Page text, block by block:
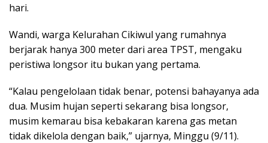
hari.
Wandi, warga Kelurahan Cikiwul yang rumahnya
berjarak hanya 300 meter dari area TPST, mengaku
peristiwa longsor itu bukan yang pertama.
“Kalau pengelolaan tidak benar, potensi bahayanya ada
dua. Musim hujan seperti sekarang bisa longsor,
musim kemarau bisa kebakaran karena gas metan
tidak dikelola dengan baik,” ujarnya, Minggu (9/11).